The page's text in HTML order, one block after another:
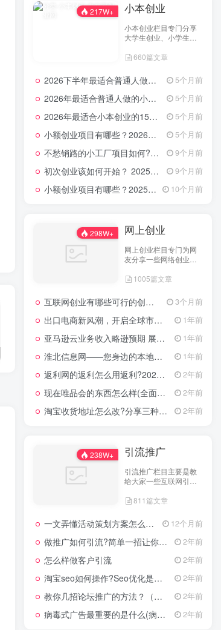
创业指南，2026年最新10大步骤创立一个成功的初创企业 使用管理软件管理美食店如何？2025年教你最新餐饮创业技巧+经营管理避坑指南
217W+ 小本创业
小本创业栏目专门分享
大学生创业、小学生创
并为网友提供小成本创
经验分享。
660篇文章
2026下半年最适合普通人做的小生意！看完对你有收获，普通人也能月入过万的实战路子 5个月前
2026年最适合普通人做的小生意！看完对你有收获的实用清单 5个月前
2026年最适合小本创业的15大类20个项目，月入过万不是梦 5个月前
小额创业项目有哪些？2026年指南：低成本高回报的40个轻资产赛道全解析 5个月前
不愁销路的小工厂项目如何?2025年最新10种项目不愁销路 9个月前
初次创业该如何开始？ 2025年最新适合年轻人的低成本创业项目 9个月前
小额创业项目有哪些？2025年最新15个小额投资创业好项目 10个月前
298W+ 网上创业
网上创业栏目专门为网
友分享一些网络创业项
上创业做生意经验以及
1005篇文章
互联网创业有哪些可行的创业方案？ 3个月前
出口电商新风潮，开启全球市场的数字化之门 1年前
亚马逊云业务收入略逊预期 展望未来创新潜力依然可期 1年前
淮北信息网——您身边的本地生活服务平台 1年前
返利网的返利怎么用返利?2024年网购返利教程 2年前
现在唯品会的东西怎么样(全面评测其产品质量) 2年前
淘宝收货地址怎么改?分享三种最常见的修改方式 2年前
238W+ 引流推广
引流推广栏目主要是教
给大家一些互联网引流
业的引流技术和推广技
在犯难！
811篇文章
一文弄懂活动策划方案怎么写，2025年最新超全干货来了！ 12个月前
做推广如何引流?简单一招让你流量爆增 2年前
怎么样做客户引流 2年前
淘宝seo如何操作?Seo优化是什么意思? 2年前
教你几招论坛推广的方法？（具体论坛推广的步骤） 2年前
病毒式广告最重要的是什么(病毒式广告的创意策略) 2年前